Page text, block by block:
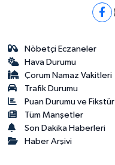
Nöbetçi Eczaneler
Hava Durumu
Çorum Namaz Vakitleri
Trafik Durumu
Puan Durumu ve Fikstür
Tüm Manşetler
Son Dakika Haberleri
Haber Arşivi